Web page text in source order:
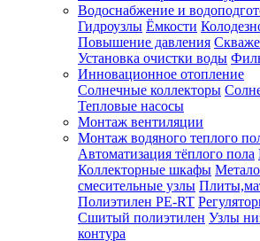
Водоснабжение и
Гидроузлы Ёмкости
Повышение давления
Установка очистки воды
Инновационное отопление
Солнечные коллекторы
Тепловые насосы
Монтаж вентиляции
Монтаж водяного теплого
Автоматизация тёплого пола
Коллекторные шкафы
смесительные узлы
Полиэтилен PE-RT
Сшитый полиэтилен Узлы
контура